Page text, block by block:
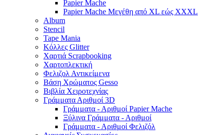
Papier Mache
Papier Mache Μεγέθη από XL εώς XXXL
Album
Stencil
Tape Mania
Κόλλες Glitter
Χαρτιά Scrapbooking
Χαρτοπλεκτική
Φελιζολ Αντικείμενα
Βάση Χρώματος Gesso
Βιβλία Χειροτεχνίας
Γράμματα Αριθμοί 3D
Γράμματα - Αριθμοί Papier Mache
Ξύλινα Γράμματα - Αριθμοί
Γράμματα - Αριθμοί Φελιζόλ